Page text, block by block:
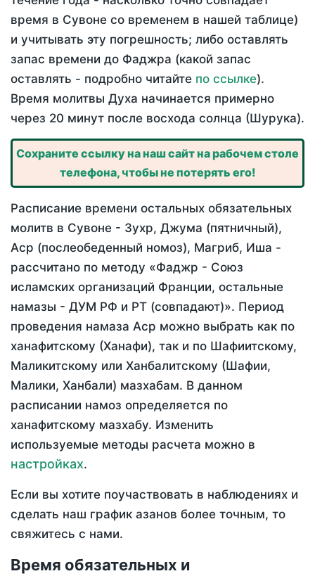
время в Сувоне со временем в нашей таблице)
и учитывать эту погрешность; либо оставлять
запас времени до Фаджра (какой запас
оставлять - подробно читайте по ссылке).
Время молитвы Духа начинается примерно
через 20 минут после восхода солнца (Шурука).
Сохраните ссылку на наш сайт на рабочем столе
телефона, чтобы не потерять его!
Расписание времени остальных обязательных
молитв в Сувоне - Зухр, Джума (пятничный),
Аср (послеобеденный номоз), Магриб, Иша -
рассчитано по методу «Фаджр - Союз
исламских организаций Франции, остальные
намазы - ДУМ РФ и РТ (совпадают)». Период
проведения намаза Аср можно выбрать как по
ханафитскому (Ханафи), так и по Шафиитскому,
Маликитскому или Ханбалитскому (Шафии,
Малики, Ханбали) мазхабам. В данном
расписании намоз определяется по
ханафитскому мазхабу. Изменить
используемые методы расчета можно в
настройках.
Если вы хотите поучаствовать в наблюдениях и
сделать наш график азанов более точным, то
свяжитесь с нами.
Время обязательных и